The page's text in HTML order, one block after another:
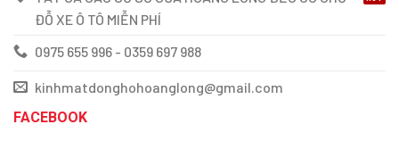
ĐỖ XE Ô TÔ MIỄN PHÍ
0975 655 996 - 0359 697 988
kinhmatdonghohoanglong@gmail.com
FACEBOOK